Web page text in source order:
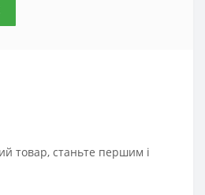
товар, станьте першим і